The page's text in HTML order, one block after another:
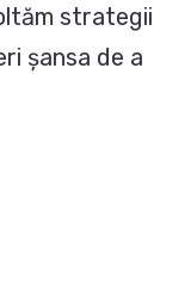
strategii
șansa de a